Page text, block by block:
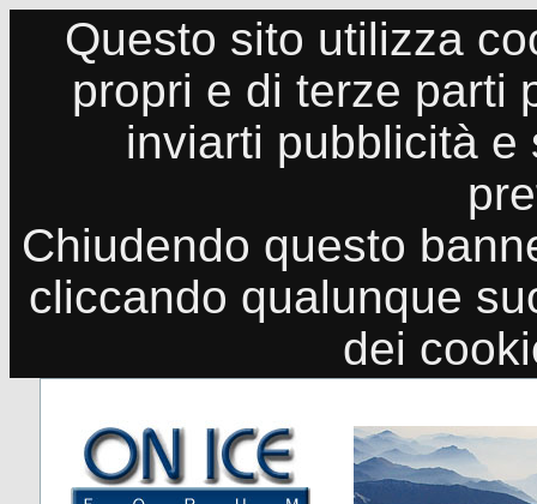
Questo sito utilizza
propri e di terze parti
inviarti pubblicità
Chiudendo questo
cliccando qualunque
dei